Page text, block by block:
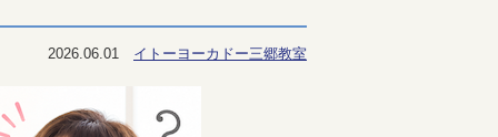
2026.06.01 イトーヨーカドー三郷教室